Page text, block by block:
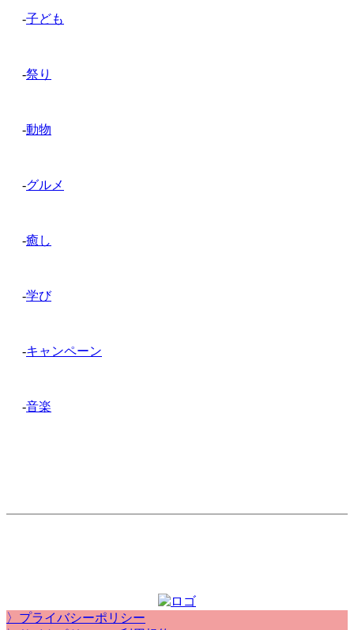
-子ども
-祭り
-動物
-グルメ
-癒し
-学び
-キャンペーン
-音楽
〉プライバシーポリシー